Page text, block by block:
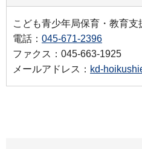
こども青少年局保育・教育支
電話： 045-671-2396
ファクス：045-663-1925
メールアドレス： kd-